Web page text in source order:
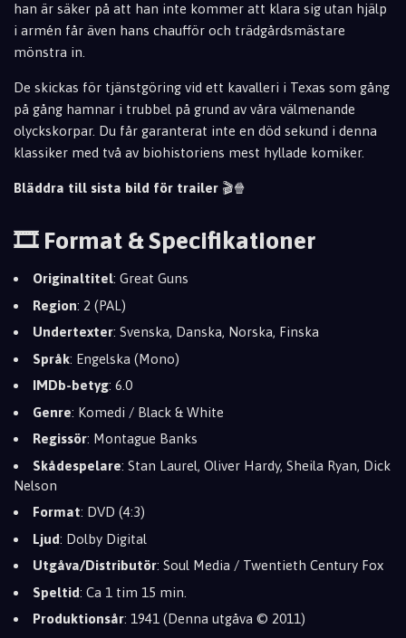
han är säker på att han inte kommer att klara sig utan hjälp
i armén får även hans chaufför och trädgårdsmästare
mönstra in.
De skickas för tjänstgöring vid ett kavalleri i Texas som gång
på gång hamnar i trubbel på grund av våra välmenande
olyckskorpar. Du får garanterat inte en död sekund i denna
klassiker med två av biohistoriens mest hyllade komiker.
Bläddra till sista bild för trailer 🎬🍿
🎞️ Format & Specifikationer
Originaltitel: Great Guns
Region: 2 (PAL)
Undertexter: Svenska, Danska, Norska, Finska
Språk: Engelska (Mono)
IMDb-betyg: 6.0
Genre: Komedi / Black & White
Regissör: Montague Banks
Skådespelare: Stan Laurel, Oliver Hardy, Sheila Ryan, Dick
Nelson
Format: DVD (4:3)
Ljud: Dolby Digital
Utgåva/Distributör: Soul Media / Twentieth Century Fox
Speltid: Ca 1 tim 15 min.
Produktionsår: 1941 (Denna utgåva © 2011)